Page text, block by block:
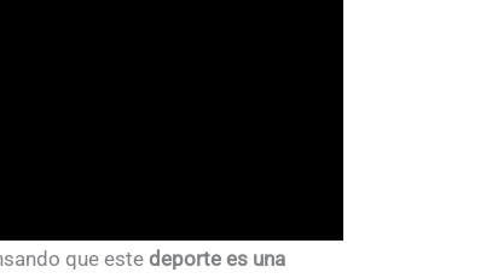
que este deporte es una